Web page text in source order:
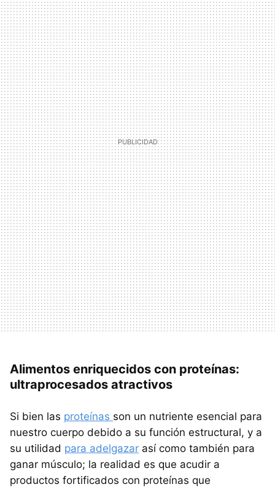
Alimentos enriquecidos con proteínas:
ultraprocesados atractivos
Si bien las proteínas son un nutriente esencial para
nuestro cuerpo debido a su función estructural, y a
su utilidad para adelgazar así como también para
ganar músculo; la realidad es que acudir a
productos fortificados con proteínas que